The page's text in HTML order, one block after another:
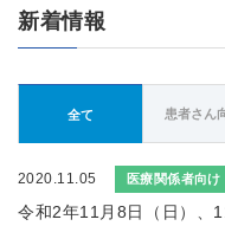
新着情報
全て 患者さん
2020.11.05 医療関係者向け
令和2年11月8日（日）、